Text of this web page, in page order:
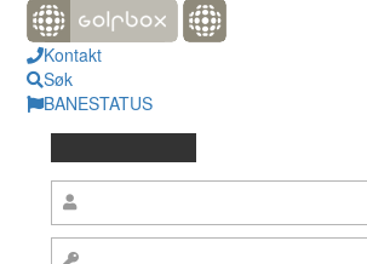
Kontakt
Søk
BANESTATUS